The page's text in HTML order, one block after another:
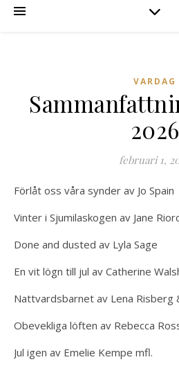
VARDAG
2026
februari 1,
Förlåt oss våra synder av Jo Spain
Vinter i Sjumilaskogen av Jane
Done and dusted av Lyla Sage
En vit lögn till jul av Catherine
Nattvardsbarnet av Lena Risberg
Obevekliga löften av Rebecca
Jul igen av Emelie Kempe mfl.